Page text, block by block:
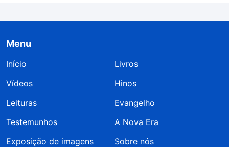
Menu
Início
Livros
Vídeos
Hinos
Leituras
Evangelho
Testemunhos
A Nova Era
Exposição de imagens
Sobre nós